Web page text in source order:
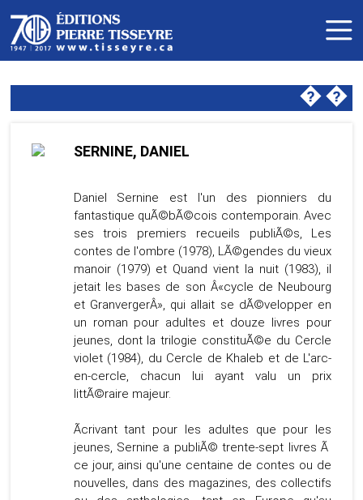
��
SERNINE, DANIEL
Daniel Sernine est l'un des pionniers du
fantastique quÃ©bÃ©cois contemporain. Avec
ses trois premiers recueils publiÃ©s, Les
contes de l'ombre (1978), LÃ©gendes du vieux
manoir (1979) et Quand vient la nuit (1983), il
jetait les bases de son Â«cycle de Neubourg
et GranvergerÂ», qui allait se dÃ©velopper en
un roman pour adultes et douze livres pour
jeunes, dont la trilogie constituÃ©e du Cercle
violet (1984), du Cercle de Khaleb et de L'arc-
en-cercle, chacun lui ayant valu un prix
littÃ©raire majeur.
Ãcrivant tant pour les adultes que pour les
jeunes, Sernine a publiÃ© trente-sept livres Ã
ce jour, ainsi qu'une centaine de contes ou de
nouvelles, dans des magazines, des collectifs